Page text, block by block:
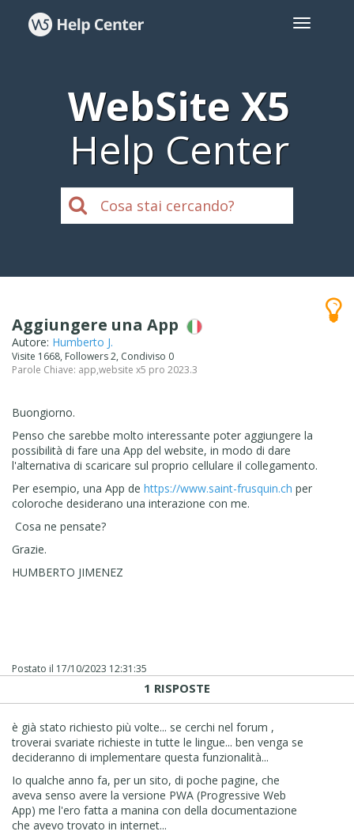
WebSite X5
Help Center
Aggiungere una App
Autore: Humberto J.
Visite 1668, Followers 2, Condiviso 0
Parole Chiave: app,website x5 pro 2023.3
Buongiorno.
Penso che sarebbe molto interessante poter aggiungere la
possibilità di fare una App del website, in modo di dare
l'alternativa di scaricare sul proprio cellulare il collegamento.
Per esempio, una App de https://www.saint-frusquin.ch per
coloroche desiderano una interazione con me.
Cosa ne pensate?
Grazie.
HUMBERTO JIMENEZ
Postato il 17/10/2023 12:31:35
1 RISPOSTE
è già stato richiesto più volte... se cerchi nel forum ,
troverai svariate richieste in tutte le lingue... ben venga se
decideranno di implementare questa funzionalità...
Io qualche anno fa, per un sito, di poche pagine, che
aveva senso avere la versione PWA (Progressive Web
App) me l'ero fatta a manina con della documentazione
che avevo trovato in internet...